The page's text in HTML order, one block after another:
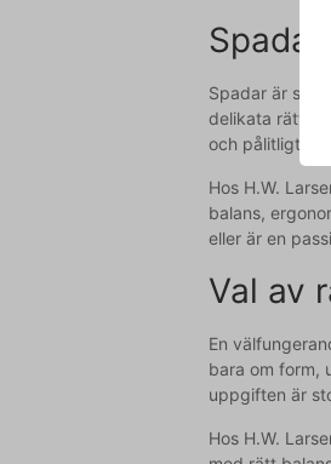
Spadar är
delikata rätter
och pålitligt på
Hos H.W.
balans,
eller är en
Val av
En
bara om form,
uppgiften är
Hos H.W.